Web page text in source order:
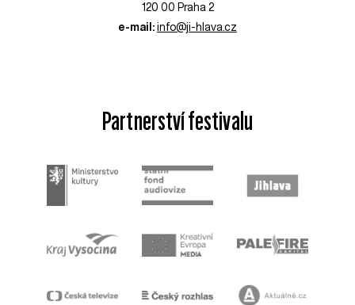
120 00 Praha 2
e-mail: info@ji-hlava.cz
Partnerství festivalu